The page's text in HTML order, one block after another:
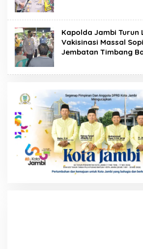
Kapolda Jambi Turun
Vakisinasi Massal
Jembatan Timbang